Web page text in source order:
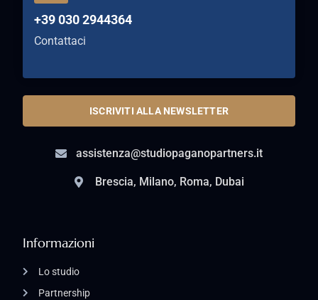
Informazioni
Lo studio
Partnership
+39 030 2944364
Contattaci
ISCRIVITI ALLA NEWSLETTER
assistenza@studiopaganopartners.it
Brescia, Milano, Roma, Dubai